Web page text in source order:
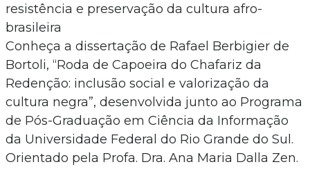
resistência e preservação da cultura afro-
brasileira
Conheça a dissertação de Rafael Berbigier de
Bortoli, “Roda de Capoeira do Chafariz da
Redenção: inclusão social e valorização da
cultura negra”, desenvolvida junto ao Programa
de Pós-Graduação em Ciência da Informação
da Universidade Federal do Rio Grande do Sul.
Orientado pela Profa. Dra. Ana Maria Dalla Zen.